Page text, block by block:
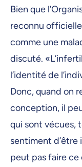
Bien que
reconnu
comme une
discuté.
l’identité de
Donc, quand on
conception, il
qui sont vécues,
sentiment d’être
peut pas faire ce